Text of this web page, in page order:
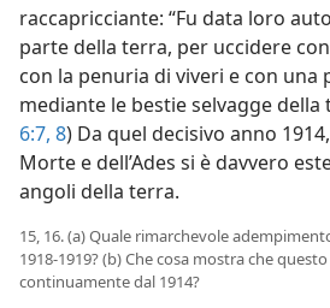
raccapricciante: “Fu data loro
parte della terra, per uccidere
con la penuria di viveri e con una
mediante le bestie selvagge della
6:7, 8) Da quel decisivo anno
Morte e dell’Ades si è davvero
angoli della terra.
15, 16. (a) Quale rimarchevole
1918-1919? (b) Che cosa mostra che
continuamente dal 1914?